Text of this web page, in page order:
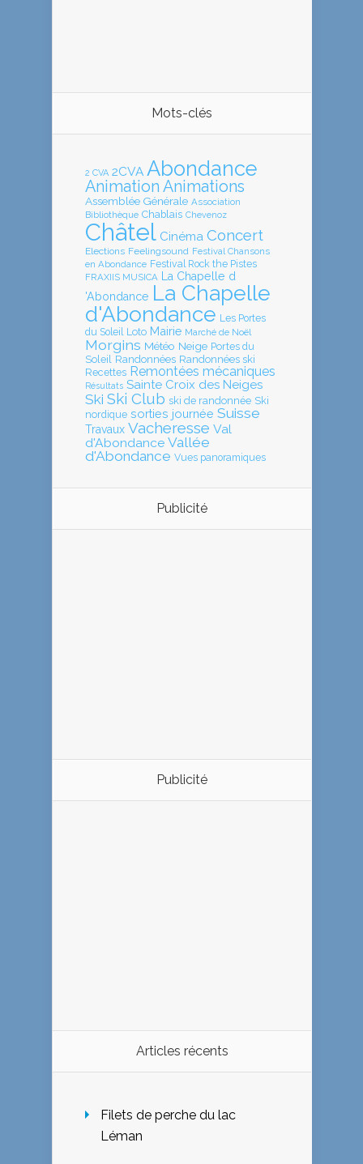
Mots-clés
2 CVA 2CVA Abondance
Animation Animations
Assemblée Générale Association
Bibliothèque Chablais Chevenoz
Châtel Cinéma Concert
Elections Feelingsound Festival Chansons
en Abondance Festival Rock the Pistes
FRAXIIS MUSICA
La Chapelle d
'Abondance La Chapelle
d'Abondance Les Portes
du Soleil Loto Mairie Marché de Noël
Morgins Météo Neige Portes du
Soleil
Randonnées Randonnées ski
Recettes Remontées mécaniques
Résultats Sainte Croix des Neiges
Ski Ski Club ski de randonnée Ski
nordique sorties journée Suisse
Travaux Vacheresse Val
d'Abondance Vallée
d'Abondance Vues panoramiques
Publicité
Publicité
Articles récents
Filets de perche du lac
Léman